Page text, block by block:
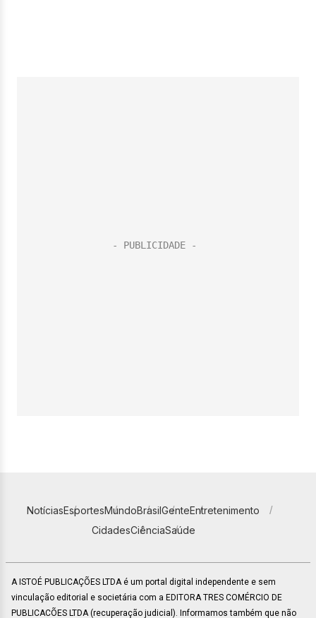
NotíciasEsportesMundoBrasilGenteEntretenimento
CidadesCiênciaSaúde
A ISTOÉ PUBLICAÇÕES LTDA é um portal digital independente e sem
vinculação editorial e societária com a EDITORA TRES COMÉRCIO DE
PUBLICACÕES LTDA (recuperação judicial). Informamos também que não